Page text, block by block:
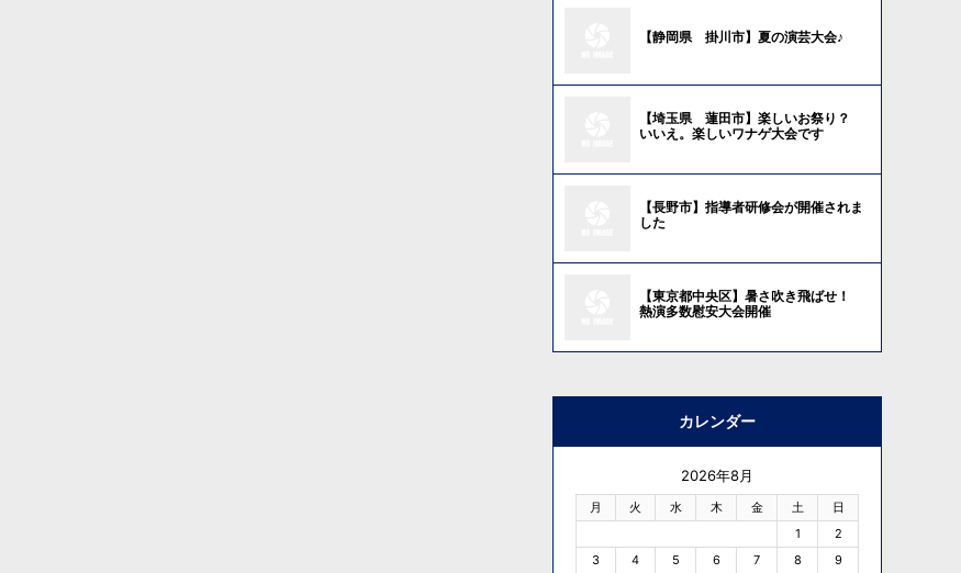
【静岡県 掛川市】夏の演芸大会♪
【埼玉県 蓮田市】楽しいお祭り？
いいえ。楽しいワナゲ大会です
【長野市】指導者研修会が開催されま
した
【東京都中央区】暑さ吹き飛ばせ！
熱演多数慰安大会開催
カレンダー
2026年8月
月 火 水 木 金 土 日
1
2
3
4 5 6 7 8
9